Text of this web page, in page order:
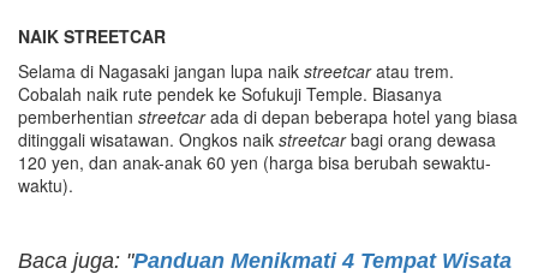
NAIK STREETCAR
Selama di Nagasaki jangan lupa naik streetcaratau trem.
Cobalah naik rute pendek ke Sofukuji Temple. Biasanya
pemberhentian streetcarada di depan beberapa hotel yang biasa
ditinggali wisatawan. Ongkos naik streetcarbagi orang dewasa
120 yen, dan anak-anak 60 yen (harga bisa berubah sewaktu-
waktu).
Baca juga: "Panduan Menikmati 4 Tempat Wisata